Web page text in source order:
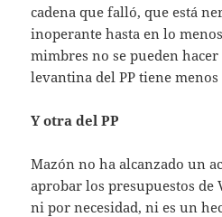
cadena que falló, que está
inoperante hasta en lo
mimbres no se pueden hacer
levantina del PP tiene menos
Y otra del PP
Mazón no ha alcanzado un
aprobar los presupuestos de
ni por necesidad, ni es un